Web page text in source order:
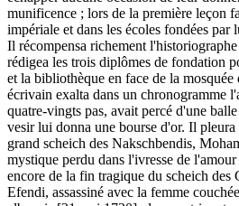
munificence ; lors de la première leçon
impériale et dans les écoles fondées par
Il récompensa richement
rédigea les trois diplômes de fondation
et la bibliothèque en face de la mosquée
écrivain exalta dans un chronogramme
quatre-vingts pas, avait percé d'une
vesir lui donna une bourse d'or. Il
grand scheich des Nakschbendis,
mystique perdu dans l'ivresse de
encore de la fin tragique du scheich des
Efendi, assassiné avec la femme